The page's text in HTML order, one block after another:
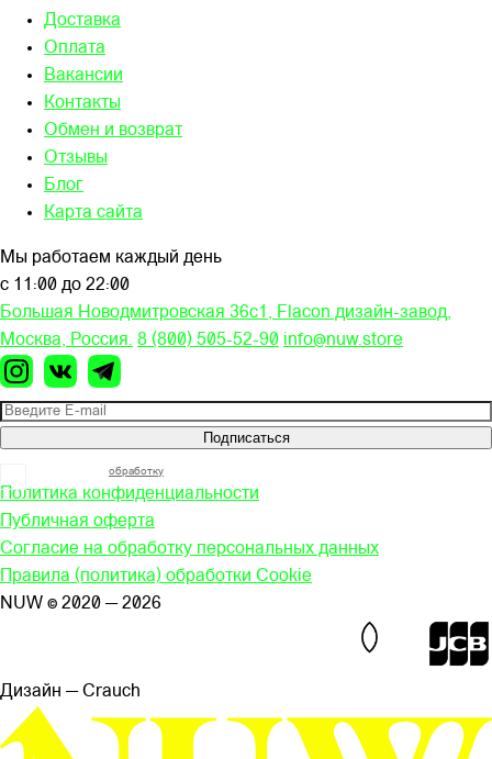
Доставка
Оплата
Вакансии
Контакты
Обмен и возврат
Отзывы
Блог
Карта сайта
Мы работаем каждый день
с 11:00 до 22:00
Большая Новодмитровская 36c1, Flacon дизайн-завод,
Москва, Россия. 8 (800) 505-52-90 info@nuw.store
Подписаться
обработку
Политика конфиденциальности
Публичная оферта
Согласие на обработку персональных данных
Правила (политика) обработки Cookie
NUW © 2020 — 2026
Дизайн — Сrauch